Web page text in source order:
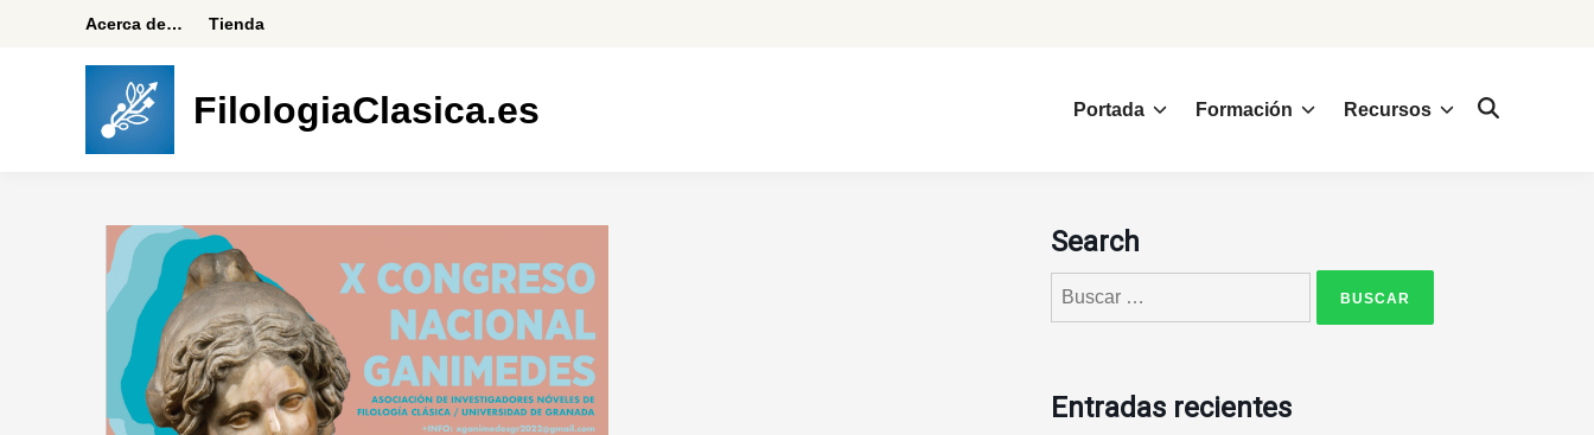
Acerca de… Tienda
FilologiaClasica.es Portada Formación Recursos
Search
Buscar:
Entradas recientes